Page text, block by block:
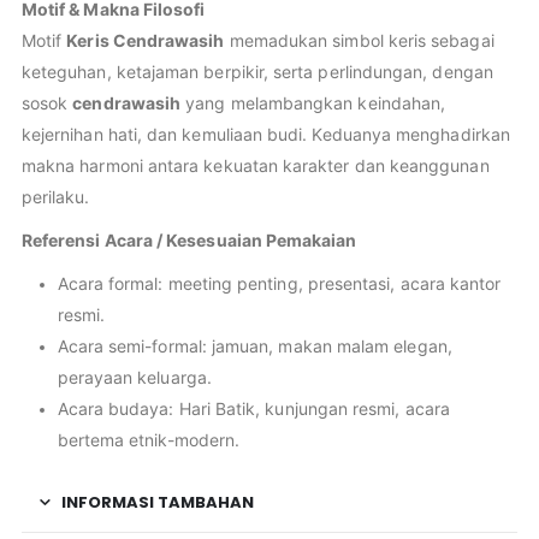
Motif & Makna Filosofi
Motif Keris Cendrawasih memadukan simbol keris sebagai
keteguhan, ketajaman berpikir, serta perlindungan, dengan
sosokcendrawasih yang melambangkan keindahan,
kejernihan hati, dan kemuliaan budi. Keduanya menghadirkan
makna harmoni antara kekuatan karakter dan keanggunan
perilaku.
Referensi Acara / Kesesuaian Pemakaian
Acara formal: meeting penting, presentasi, acara kantor
resmi.
Acara semi-formal: jamuan, makan malam elegan,
perayaan keluarga.
Acara budaya: Hari Batik, kunjungan resmi, acara
bertema etnik-modern.
INFORMASI TAMBAHAN